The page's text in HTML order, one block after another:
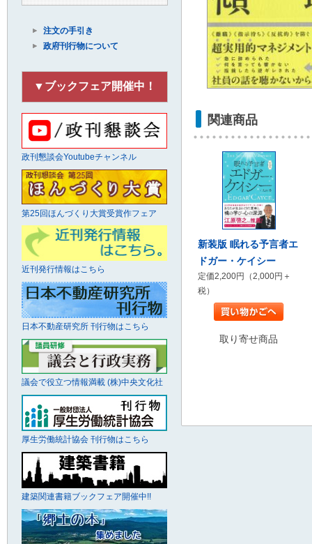
関連商品
新装版 眠れる予言者エ
ドガー・ケイシー
定価2,200円（2,000円＋
税）
取り寄せ商品
注文の手引き
政府刊行物について
▼ブックフェア開催中！
政刊懇談会Youtubeチャンネル
第25回ほんづくり大賞受賞作フェア
近刊発行情報はこちら
日本不動産研究所 刊行物はこちら
議会で役立つ情報満載 (株)中央文化社
厚生労働統計協会 刊行物はこちら
建築関連書籍ブックフェア開催中!!